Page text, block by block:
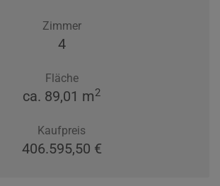
Zimmer
4
Fläche
ca. 89,01 m2
Kaufpreis
406.595,50 €